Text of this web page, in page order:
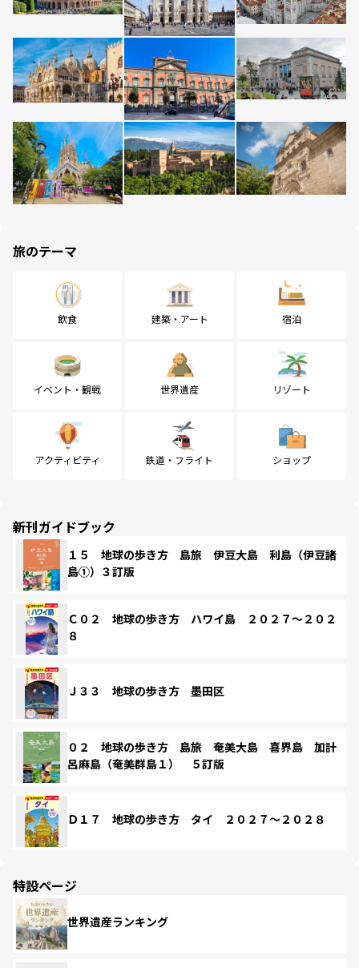
旅のテーマ
飲食 建築・アート 宿泊
イベント・観戦 世界遺産 リゾート
アクティビティ 鉄道・フライト ショップ
新刊ガイドブック
１５ 地球の歩き方 島旅 伊豆大島 利島（伊豆諸
島①）３訂版
Ｃ０２ 地球の歩き方 ハワイ島 ２０２７～２０２
８
Ｊ３３ 地球の歩き方 墨田区
０２ 地球の歩き方 島旅 奄美大島 喜界島 加計
呂麻島（奄美群島１） ５訂版
Ｄ１７ 地球の歩き方 タイ ２０２７～２０２８
特設ページ
世界遺産ランキング